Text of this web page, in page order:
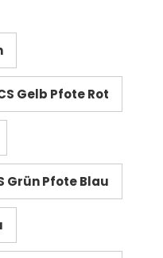
Gelb Pfote Rot
Grün Pfote Blau